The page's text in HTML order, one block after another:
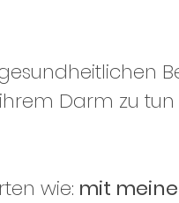
Darm zu
wie: mit